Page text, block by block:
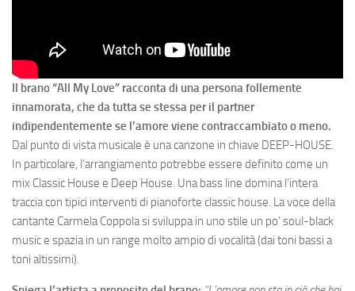
Il brano “All My Love” racconta di una persona follemente
innamorata, che da tutta se stessa per il partner
indipendentemente se l’amore viene contraccambiato o meno.
Dal punto di vista musicale è una canzone in chiave DEEP-HOUSE.
In particolare, l’arrangiamento potrebbe essere definito come un
mix Classic House e Deep House. Una bass line domina l’intera
traccia con tipici interventi di pianoforte classic house. La voce della
cantante Carmela Coppola si sviluppa in uno stile un po’ soul-black
music e spazia in un range molto ampio di vocalità (dai toni bassi a
toni altissimi).